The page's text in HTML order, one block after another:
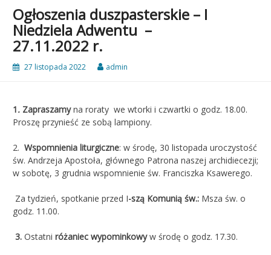
Ogłoszenia duszpasterskie – I
Niedziela Adwentu –
27.11.2022 r.
27 listopada 2022 admin
1. Zapraszamyna roraty we wtorki i czwartki o godz. 18.00.
Proszę przynieść ze sobą lampiony.
2. Wspomnienia liturgiczne: w środę, 30 listopada uroczystość
św. Andrzeja Apostoła, głównego Patrona naszej archidiecezji;
w sobotę, 3 grudnia wspomnienie św. Franciszka Ksawerego.
Za tydzień, spotkanie przed I-szą Komunią św.: Msza św. o
godz. 11.00.
3. Ostatni różaniec wypominkowyw środę o godz. 17.30.